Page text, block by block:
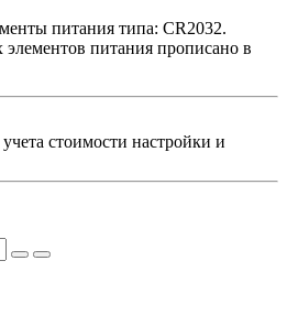
питания типа: CR2032.
питания прописано в
стоимости настройки и